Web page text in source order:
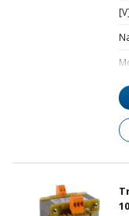
Napięcie pierwotne 11
Napięcie wtórne 2 [V]
Napięcie wtórne 3 [V]
[V]